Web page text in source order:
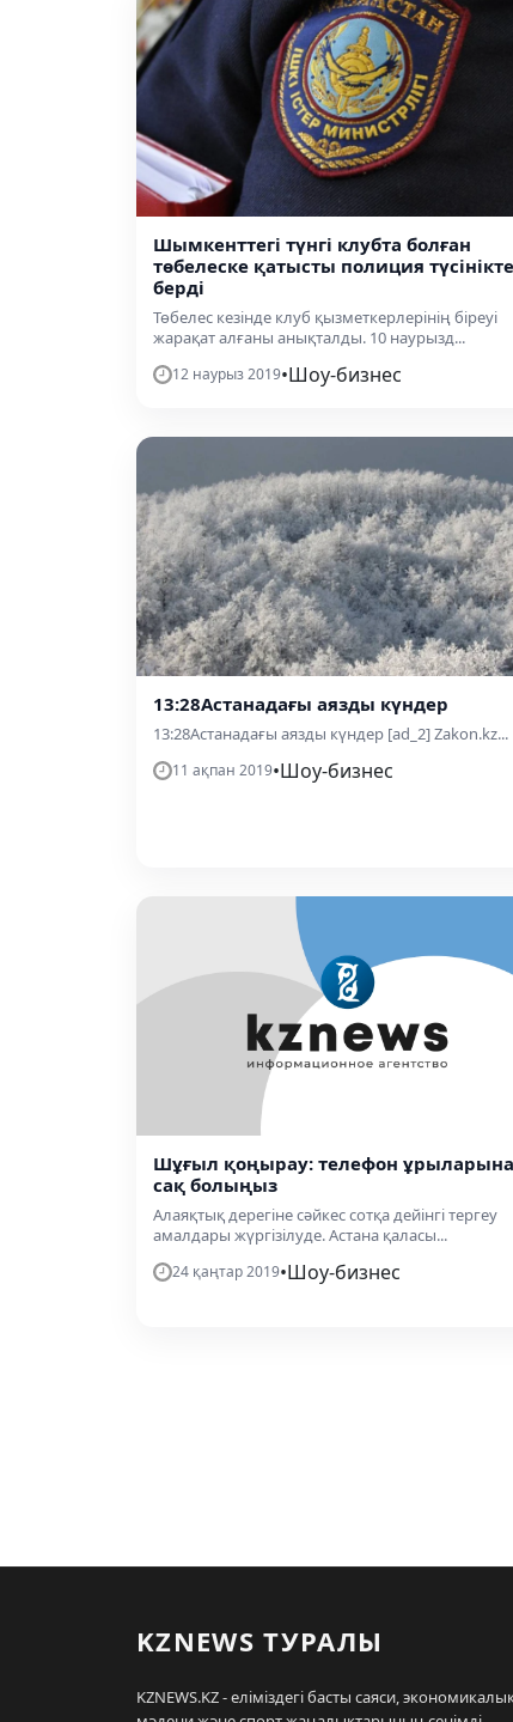
Шымкенттегі түнгі клубта болған
төбелеске қатысты полиция
берді
Төбелес кезінде клуб қызметкерлерінің біреуі
жарақат алғаны анықталды. 10 наурызд...
12 наурыз 2019•Шоу-бизнес
13:28Астанадағы аязды күндер
13:28Астанадағы аязды күндер [ad_2] Zakon.kz...
11 ақпан 2019•Шоу-бизнес
Шұғыл қоңырау: телефон
сақ болыңыз
Алаяқтық дерегіне сәйкес сотқа дейінгі тергеу
амалдары жүргізілуде. Астана қаласы...
24 қаңтар 2019•Шоу-бизнес
KZNEWS ТУРАЛЫ
KZNEWS.KZ - еліміздегі басты саяси,